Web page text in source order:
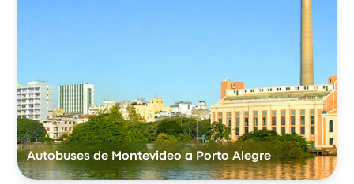
Autobuses de Montevideo a Porto Alegre